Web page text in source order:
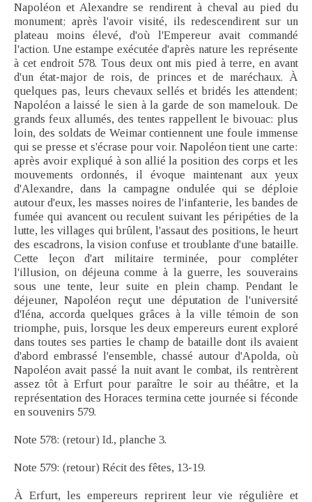
Napoléon et Alexandre se rendirent à cheval au pied du
monument; après l'avoir visité, ils redescendirent sur un
plateau moins élevé, d'où l'Empereur avait commandé
l'action. Une estampe exécutée d'après nature les représente
à cet endroit 578. Tous deux ont mis pied à terre, en avant
d'un état-major de rois, de princes et de maréchaux. À
quelques pas, leurs chevaux sellés et bridés les attendent;
Napoléon a laissé le sien à la garde de son mamelouk. De
grands feux allumés, des tentes rappellent le bivouac: plus
loin, des soldats de Weimar contiennent une foule immense
qui se presse et s'écrase pour voir. Napoléon tient une carte:
après avoir expliqué à son allié la position des corps et les
mouvements ordonnés, il évoque maintenant aux yeux
d'Alexandre, dans la campagne ondulée qui se déploie
autour d'eux, les masses noires de l'infanterie, les bandes de
fumée qui avancent ou reculent suivant les péripéties de la
lutte, les villages qui brûlent, l'assaut des positions, le heurt
des escadrons, la vision confuse et troublante d'une bataille.
Cette leçon d'art militaire terminée, pour compléter
l'illusion, on déjeuna comme à la guerre, les souverains
sous une tente, leur suite en plein champ. Pendant le
déjeuner, Napoléon reçut une députation de l'université
d'Iéna, accorda quelques grâces à la ville témoin de son
triomphe, puis, lorsque les deux empereurs eurent exploré
dans toutes ses parties le champ de bataille dont ils avaient
d'abord embrassé l'ensemble, chassé autour d'Apolda, où
Napoléon avait passé la nuit avant le combat, ils rentrèrent
assez tôt à Erfurt pour paraître le soir au théâtre, et la
représentation des Horaces termina cette journée si féconde
en souvenirs 579.
Note 578: (retour) Id., planche 3.
Note 579: (retour) Récit des fêtes, 13-19.
À Erfurt, les empereurs reprirent leur vie régulière et